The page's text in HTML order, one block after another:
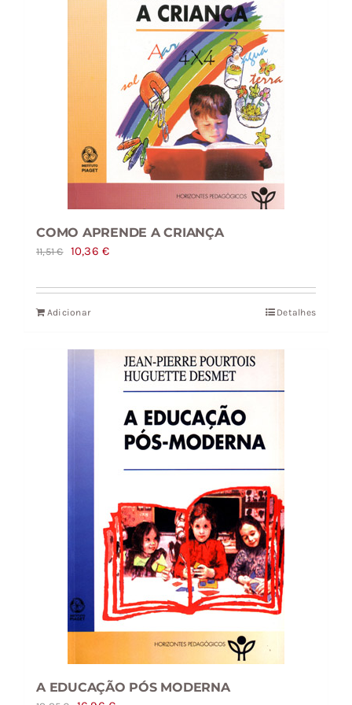
COMO APRENDE A CRIANÇA
11,51€
O
original
era:
10,36€O
atual
Adicionar Detalhes
A EDUCAÇÃO PÓS MODERNA